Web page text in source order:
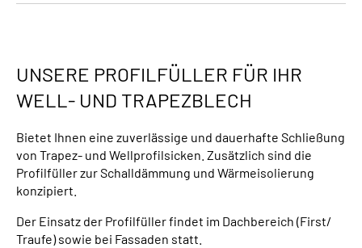
UNSERE PROFILFÜLLER FÜR IHR
WELL- UND TRAPEZBLECH
Bietet Ihnen eine zuverlässige und dauerhafte Schließung
von Trapez- und Wellprofilsicken. Zusätzlich sind die
Profilfüller zur Schalldämmung und Wärmeisolierung
konzipiert.
Der Einsatz der Profilfüller findet im Dachbereich (First/
Traufe) sowie bei Fassaden statt.